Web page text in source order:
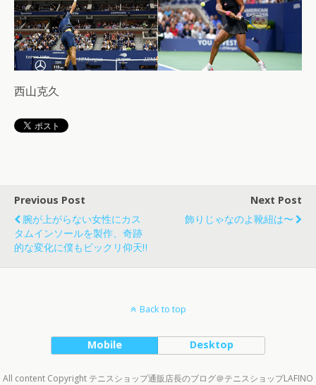
西山克久
Previous Post
腕が上がらない女性にカス
タムインソールを製作、奇跡
的な変化に僕もビックリ仰天‼️
Next Post
飾りじゃなのよ靴紐は〜
Back to top
Mobile Desktop
All content Copyright テニスショップ通販店長のブログ＠テニスショップLAFINO